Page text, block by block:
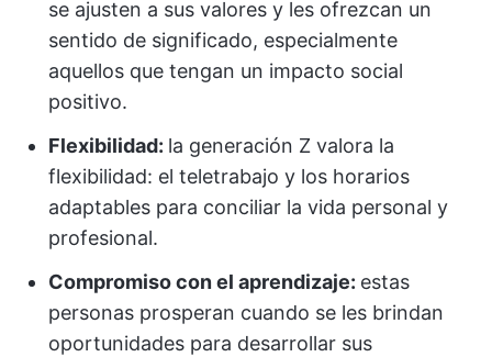
se ajusten a sus valores y les ofrezcan un
sentido de significado, especialmente
aquellos que tengan un impacto social
positivo.
Flexibilidad: la generación Z valora la
flexibilidad: el teletrabajo y los horarios
adaptables para conciliar la vida personal y
profesional.
Compromiso con el aprendizaje: estas
personas prosperan cuando se les brindan
oportunidades para desarrollar sus